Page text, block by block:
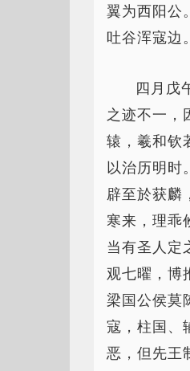
翼为西阳公
吐谷浑寇边
四月戊
之迹不一，
辕，羲和钦
以治历明时
辟至於获麟
寒来，理乖
当有圣人定
观七曜，博
梁国公侯莫
寇，柱国、
恶，但先王